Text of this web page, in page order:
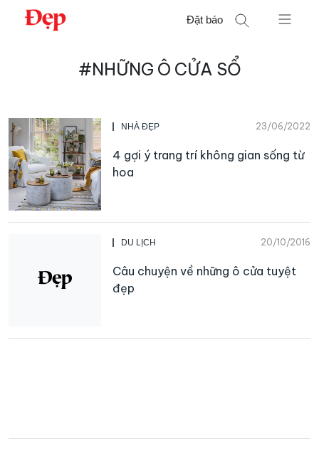
Chuyển
Đặt báo
#NHỮNG Ô CỬA SỔ
NHÀ ĐẸP 23/06/2022
4 gợi ý trang trí không gian sống từ
hoa
DU LỊCH 20/10/2016
Câu chuyện về những ô cửa tuyệt
đẹp